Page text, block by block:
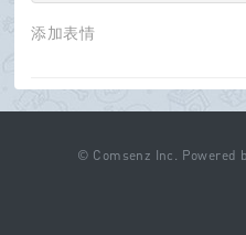
添加表情
© Comsenz Inc. Powered